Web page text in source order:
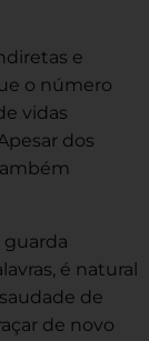
e
o número
vidas
dos
é natural
de
de novo